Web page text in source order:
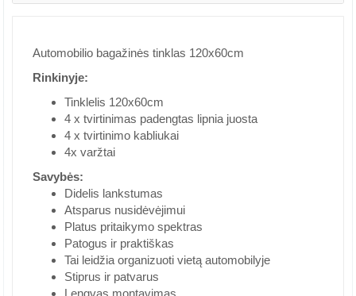
Automobilio bagažinės tinklas 120x60cm
Rinkinyje:
Tinklelis 120x60cm
4 x tvirtinimas padengtas lipnia juosta
4 x tvirtinimo kabliukai
4x varžtai
Savybės:
Didelis lankstumas
Atsparus nusidėvėjimui
Platus pritaikymo spektras
Patogus ir praktiškas
Tai leidžia organizuoti vietą automobilyje
Stiprus ir patvarus
Lengvas montavimas